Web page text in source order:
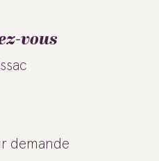
vous
demande